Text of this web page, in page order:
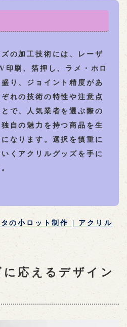
の加工技術には、レーザ
印刷、箔押し、ラメ・ホロ
り、ジョイント精度があ
れの技術の特性や注意点
で、人気業者を選ぶ際の
自の魅力を持つ商品を生
なります。選択を慎重に
くアクリルグッズを手に
の小ロット制作 | アクリル
応えるデザイン